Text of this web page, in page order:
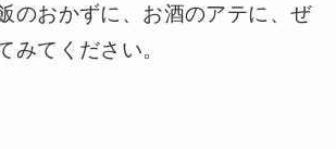
のおかずに、お酒のアテに、ぜ
みてください。